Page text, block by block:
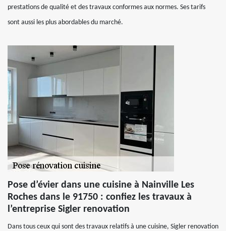
prestations de qualité et des travaux conformes aux normes. Ses tarifs
sont aussi les plus abordables du marché.
Pose d’évier dans une cuisine à Nainville Les
Roches dans le 91750 : confiez les travaux à
l’entreprise Sigler renovation
Dans tous ceux qui sont des travaux relatifs à une cuisine, Sigler renovation